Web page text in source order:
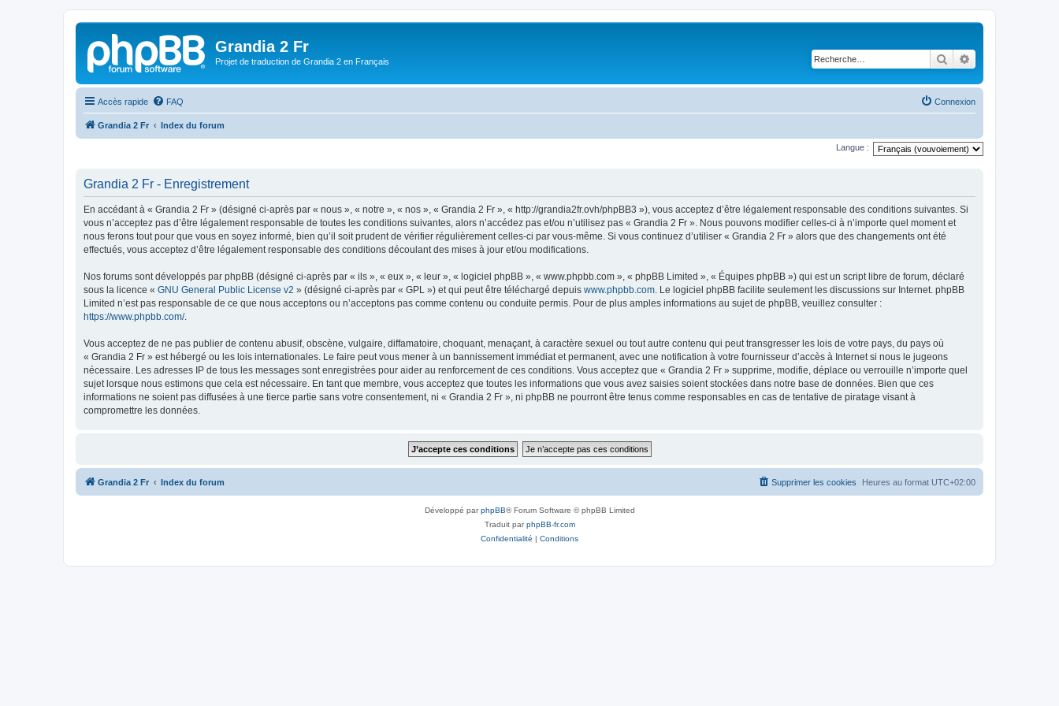
Grandia 2 Fr
Projet de traduction de Grandia 2 en Français Rechercher
Accès rapide FAQ Connexion
Grandia 2 Fr Index du forum
Langue :
Grandia 2 Fr - Enregistrement
En accédant à « Grandia 2 Fr » (désigné ci-après par « nous », « notre », « nos », « Grandia 2 Fr », « http://grandia2fr.ovh/phpBB3 »), vous acceptez d’être légalement responsable des conditions suivantes. Si
vous n’acceptez pas d’être légalement responsable de toutes les conditions suivantes, alors n’accédez pas et/ou n’utilisez pas « Grandia 2 Fr ». Nous pouvons modifier celles-ci à n’importe quel moment et
nous ferons tout pour que vous en soyez informé, bien qu’il soit prudent de vérifier régulièrement celles-ci par vous-même. Si vous continuez d’utiliser « Grandia 2 Fr » alors que des changements ont été
effectués, vous acceptez d’être légalement responsable des conditions découlant des mises à jour et/ou modifications.
Nos forums sont développés par phpBB (désigné ci-après par « ils », « eux », « leur », « logiciel phpBB », « www.phpbb.com », « phpBB Limited », « Équipes phpBB ») qui est un script libre de forum, déclaré
sous la licence « GNU General Public License v2 » (désigné ci-après par « GPL ») et qui peut être téléchargé depuis www.phpbb.com. Le logiciel phpBB facilite seulement les discussions sur Internet. phpBB
Limited n’est pas responsable de ce que nous acceptons ou n’acceptons pas comme contenu ou conduite permis. Pour de plus amples informations au sujet de phpBB, veuillez consulter :
https://www.phpbb.com/.
Vous acceptez de ne pas publier de contenu abusif, obscène, vulgaire, diffamatoire, choquant, menaçant, à caractère sexuel ou tout autre contenu qui peut transgresser les lois de votre pays, du pays où
« Grandia 2 Fr » est hébergé ou les lois internationales. Le faire peut vous mener à un bannissement immédiat et permanent, avec une notification à votre fournisseur d’accès à Internet si nous le jugeons
nécessaire. Les adresses IP de tous les messages sont enregistrées pour aider au renforcement de ces conditions. Vous acceptez que « Grandia 2 Fr » supprime, modifie, déplace ou verrouille n’importe quel
sujet lorsque nous estimons que cela est nécessaire. En tant que membre, vous acceptez que toutes les informations que vous avez saisies soient stockées dans notre base de données. Bien que ces
informations ne soient pas diffusées à une tierce partie sans votre consentement, ni « Grandia 2 Fr », ni phpBB ne pourront être tenus comme responsables en cas de tentative de piratage visant à
compromettre les données.
Grandia 2 Fr Index du forum Heures au format UTC+02:00
Supprimer les cookies
Développé parphpBB® Forum Software © phpBB Limited
Traduit parphpBB-fr.com
Confidentialité | Conditions